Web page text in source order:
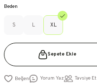
Beden
S L XL
Sepete Ekle
Yorum Yaz Tavsiye Et